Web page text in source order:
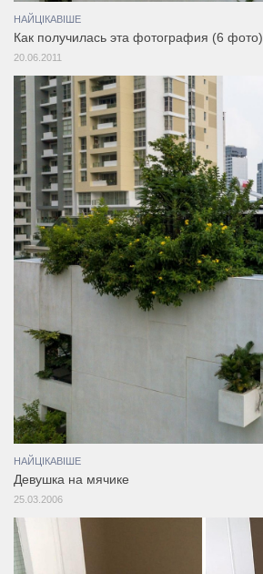
НАЙЦІКАВІШЕ
Как получилась эта фотография (6 фото)
20.06.2011
НАЙЦІКАВІШЕ
Девушка на мячике
25.03.2006